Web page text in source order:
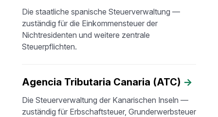
Die staatliche spanische Steuerverwaltung —
zuständig für die Einkommensteuer der
Nichtresidenten und weitere zentrale
Steuerpflichten.
Agencia Tributaria Canaria (ATC) →
Die Steuerverwaltung der Kanarischen Inseln —
zuständig für Erbschaftsteuer, Grunderwerbsteuer